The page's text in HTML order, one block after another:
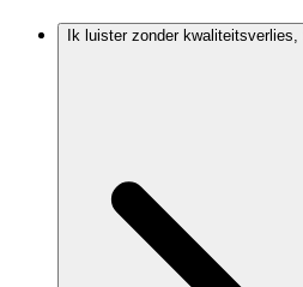
Ik luister zonder kwaliteitsverlies,